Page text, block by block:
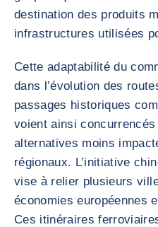
destination des produits
infrastructures utilisées
Cette adaptabilité du
dans l’évolution des
passages historiques
voient ainsi
alternatives moins
régionaux. L’initiative
vise à relier plusieurs
économies européennes
Ces itinéraires